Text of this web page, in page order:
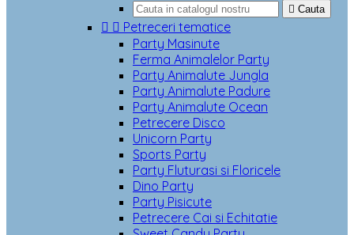
 Cauta
  Petreceri tematice
Party Masinute
Ferma Animalelor Party
Party Animalute Jungla
Party Animalute Padure
Party Animalute Ocean
Petrecere Disco
Unicorn Party
Sports Party
Party Fluturasi si Floricele
Dino Party
Party Pisicute
Petrecere Cai si Echitatie